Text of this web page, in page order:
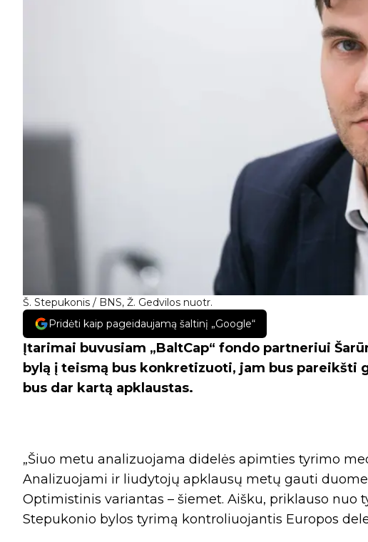
Š. Stepukonis / BNS, Ž. Gedvilos nuotr.
Pridėti kaip pageidaujamą šaltinį „Google“
Įtarimai buvusiam „BaltCap“ fondo partneriui
bylą į teismą bus konkretizuoti, jam bus
bus dar kartą apklaustas.
„Šiuo metu analizuojama didelės apimties tyrimo
Analizuojami ir liudytojų apklausų metų gauti
Optimistinis variantas – šiemet. Aišku, priklauso nuo
Stepukonio bylos tyrimą kontroliuojantis Europos